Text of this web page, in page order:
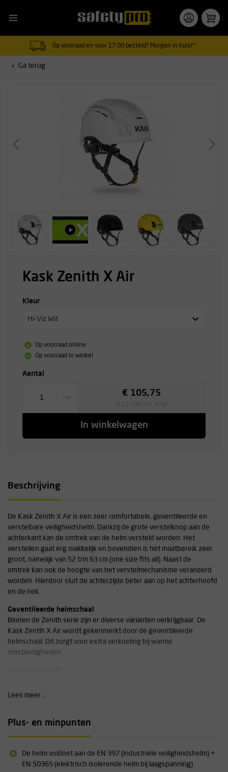
Op voorraad en voor 17:00 besteld? Morgen in huis!*
Ga terug
Kask Zenith X Air
Kleur
Hi-Viz Wit
Op voorraad online
Op voorraad in winkel
Aantal
1
€ 105,75
In winkelwagen
Beschrijving
De Kask Zenith X Air is een zeer comfortabele, geventileerde en
verstelbare veiligheidshelm. Dankzij de grote verstelknop aan de
achterkant kan de omtrek van de helm versteld worden. Het
verstellen gaat erg makkelijk en bovendien is het maatbereik zeer
groot, namelijk van 52 t/m 63 cm (one size fits all). Naast de
omtrek kan ook de hoogte van het verstelmechanisme veranderd
worden. Hierdoor sluit de achterzijde beter aan op het achterhoofd
en de nek.
Geventileerde helmschaal
Binnen de Zenith serie zijn er diverse varianten verkrijgbaar. De
Kask Zentih X Air wordt gekenmerkt door de geventileerde
helmschaal. Dit zorgt voor extra verkoeling bij warme
omstandigheden.
vervangbare voering zowel op als rondom het hoofd. De voering is
kleine drukknopjes.
Er zijn diverse accessoires verkrijgbaar voor de Kask Zenith X Air. Zo
zijn er verschillende soorten vizieren en is er de mogelijkheid om
Lees meer...
Plus- en minpunten
De helm voldoet aan de EN 397 (industriële veiligheidshelm) +
EN 50365 (elektrisch isolerende helm bij laagspanning)